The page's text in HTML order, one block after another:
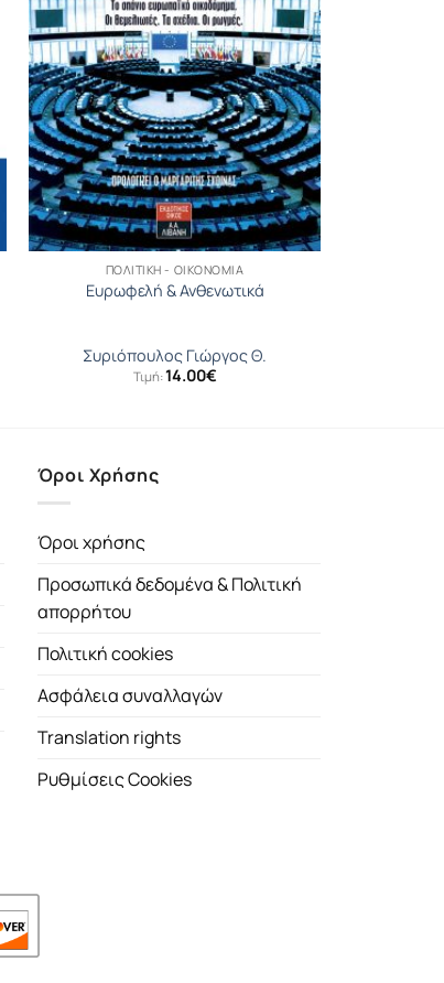
ΠΟΛΙΤΙΚΉ - ΟΙΚΟΝΟΜΊΑ
Ευρωφελή & Ανθενωτικά
Συριόπουλος Γιώργος Θ.
Τιμή:14.00€
Όροι Χρήσης
Όροι χρήσης
Προσωπικά δεδομένα & Πολιτική
απορρήτου
Πολιτική cookies
Ασφάλεια συναλλαγών
Translation rights
Ρυθμίσεις Cookies